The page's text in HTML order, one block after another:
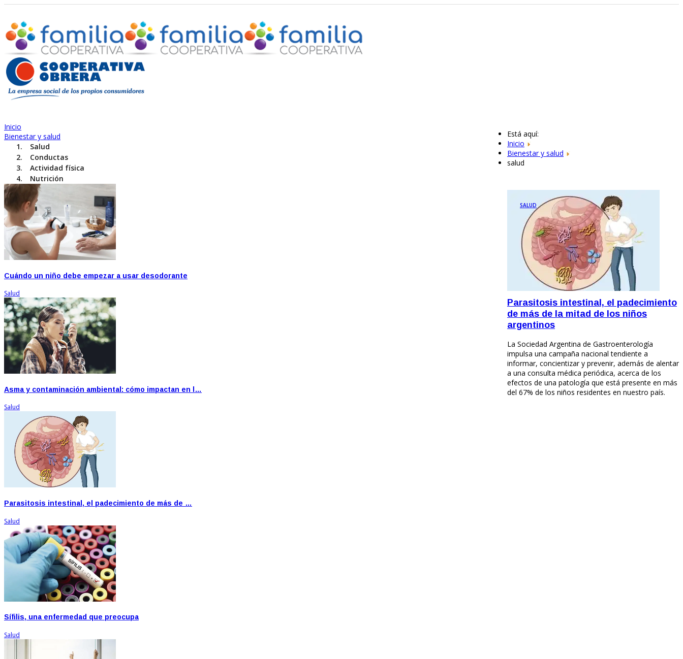
Inicio
Bienestar y salud
Salud
Conductas
Actividad física
Nutrición
Cuándo un niño debe empezar a usar desodorante
Salud
Asma y contaminación ambiental: cómo impactan en l…
Salud
Parasitosis intestinal, el padecimiento de más de …
Salud
Sífilis, una enfermedad que preocupa
Salud
Está aquí:
Inicio
Bienestar y salud
salud
SALUD
Parasitosis intestinal, el padecimiento
de más de la mitad de los niños
argentinos
La Sociedad Argentina de Gastroenterología
impulsa una campaña nacional tendiente a
informar, concientizar y prevenir, además de alentar
a una consulta médica periódica, acerca de los
efectos de una patología que está presente en más
del 67% de los niños residentes en nuestro país.